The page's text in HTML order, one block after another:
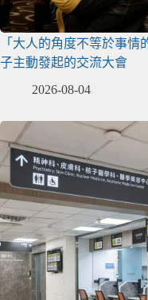
「大人的角度不等於事
子主動發起的交流大會
2026-08-04